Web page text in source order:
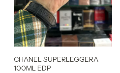
CHANEL SUPERLEGGERA
100ML EDP